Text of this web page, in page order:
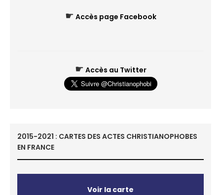
☛ Accès page Facebook
☛ Accès au Twitter
2015-2021 : CARTES DES ACTES CHRISTIANOPHOBES
EN FRANCE
Voir la carte